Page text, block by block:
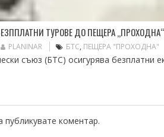
ТУРОВЕ ДО ПЕЩЕРА
PLANINAR БТС, ПЕЩЕРА "ПРОХОДНА"
съюз (БТС) осигурява безплатни
публикувате коментар.